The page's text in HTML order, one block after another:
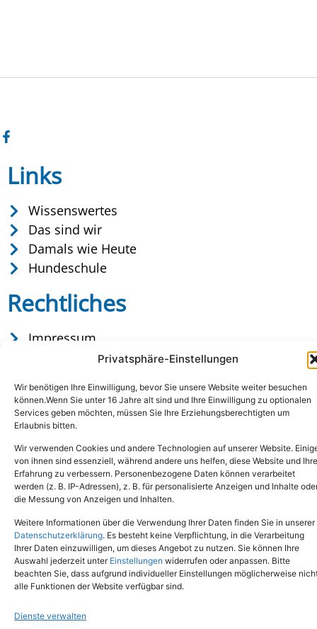
Privatsphäre-Einstellungen
Wir benötigen Ihre Einwilligung, bevor Sie unsere Website weiter besuchen
können.Wenn Sie unter 16 Jahre alt sind und Ihre Einwilligung zu optionalen
Services geben möchten, müssen Sie Ihre Erziehungsberechtigten um
Erlaubnis bitten.
Wir verwenden Cookies und andere Technologien auf unserer Website.
von ihnen sind essenziell, während andere uns helfen, diese Website und Ihre
Erfahrung zu verbessern. Personenbezogene Daten können verarbeitet
werden (z. B. IP-Adressen), z. B. für personalisierte Anzeigen und Inhalte
die Messung von Anzeigen und Inhalten.
Weitere Informationen über die Verwendung Ihrer Daten finden Sie in unserer
Datenschutzerklärung. Es besteht keine Verpflichtung, in die Verarbeitung
Ihrer Daten einzuwilligen, um dieses Angebot zu nutzen. Sie können Ihre
Auswahl jederzeit unter Einstellungen widerrufen oder anpassen. Bitte
beachten Sie, dass aufgrund individueller Einstellungen möglicherweise
alle Funktionen der Website verfügbar sind.
Dienste verwalten
Links
Wissenswertes
Das sind wir
Damals wie Heute
Hundeschule
Rechtliches
Impressum
Datenschutz
Copyright © 2024. Alle Rechte vorbehalten.
Tel.: (02651) - 77438info@tierheim-mayen.de
In der Pluns 1, 56727 Mayen